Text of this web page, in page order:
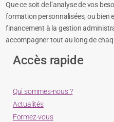
Que ce soit de l’analyse de vos
formation personnalisées, ou bien
financement à la gestion
accompagner tout au long de
Accès rapide
Qui sommes-nous ?
Actualités
Formez-vous